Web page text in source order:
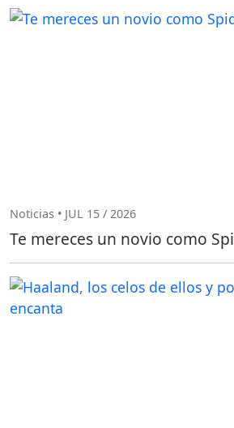
Noticias • JUL 15 / 2026
Te mereces un novio como